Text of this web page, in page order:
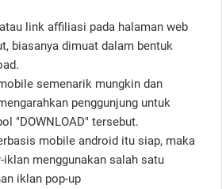
link affiliasi pada halaman web
biasanya dimuat dalam bentuk
semenarik mungkin dan
penggunjung untuk
"DOWNLOAD" tersebut.
mobile android itu siap, maka
iklan menggunakan salah satu
iklan pop-up